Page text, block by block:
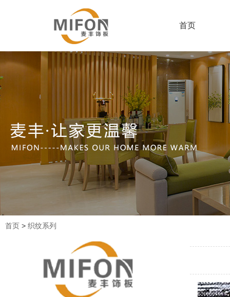
首页
首页 > 织纹系列